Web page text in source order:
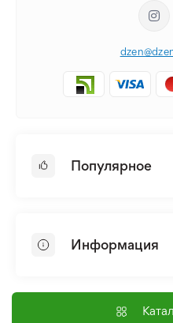
Популярное
Лилия
Семена
Информация
Доставка и оплата